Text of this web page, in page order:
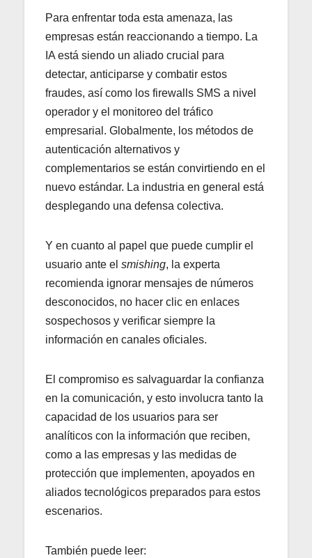
Para enfrentar toda esta amenaza, las
empresas están reaccionando a tiempo. La
IA está siendo un aliado crucial para
detectar, anticiparse y combatir estos
fraudes, así como los firewalls SMS a nivel
operador y el monitoreo del tráfico
empresarial. Globalmente, los métodos de
autenticación alternativos y
complementarios se están convirtiendo en el
nuevo estándar. La industria en general está
desplegando una defensa colectiva.
Y en cuanto al papel que puede cumplir el
usuario ante el smishing, la experta
recomienda ignorar mensajes de números
desconocidos, no hacer clic en enlaces
sospechosos y verificar siempre la
información en canales oficiales.
El compromiso es salvaguardar la confianza
en la comunicación, y esto involucra tanto la
capacidad de los usuarios para ser
analíticos con la información que reciben,
como a las empresas y las medidas de
protección que implementen, apoyados en
aliados tecnológicos preparados para estos
escenarios.
También puede leer: